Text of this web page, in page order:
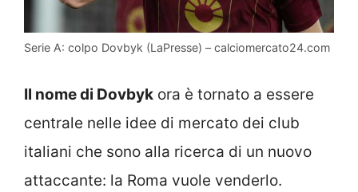
Serie A: colpo Dovbyk (LaPresse) – calciomercato24.com
Il nome di Dovbyk ora è tornato a essere
centrale nelle idee di mercato dei club
italiani che sono alla ricerca di un nuovo
attaccante: la Roma vuole venderlo.